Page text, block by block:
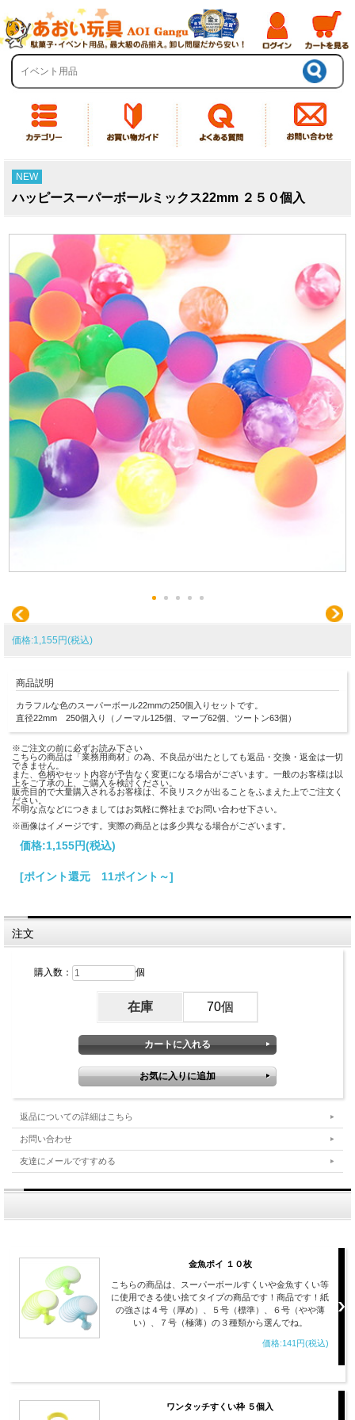
NEW
ハッピースーパーボールミックス22mm ２５０個入
価格:1,155円(税込)
商品説明
カラフルな色のスーパーボール22mmの250個入りセットです。
直径22mm 250個入り（ノーマル125個、マーブ62個、ツートン63個）
※ご注文の前に必ずお読み下さい
こちらの商品は「業務用商材」の為、不良品が出たとしても返品・交換・返金は一切
できません。
また、色柄やセット内容が予告なく変更になる場合がございます。一般のお客様は以
上をご了承の上、ご購入を検討ください。
販売目的で大量購入されるお客様は、不良リスクが出ることをふまえた上でご注文く
ださい。
不明な点などにつきましてはお気軽に弊社までお問い合わせ下さい。
※画像はイメージです。実際の商品とは多少異なる場合がございます。
価格:1,155円(税込)
[ポイント還元 11ポイント～]
注文
購入数： 個
在庫 70個
返品についての詳細はこちら
お問い合わせ
友達にメールですすめる
金魚ポイ １０枚
こちらの商品は、スーパーボールすくいや金魚すくい等
に使用できる使い捨てタイプの商品です！商品です！紙
の強さは４号（厚め）、５号（標準）、６号（やや薄
い）、７号（極薄）の３種類から選んでね。
価格:141円(税込)
ワンタッチすくい枠 ５個入